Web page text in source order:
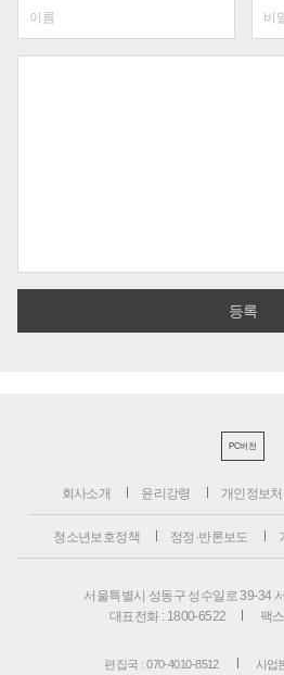
PC버전
회사소개 윤리강령 개인정보
청소년보호정책 정정·반론보도
서울특별시 성동구 성수일로 39-34
대표전화 : 1800-6522
팩
편집국 : 070-4010-8512 사업